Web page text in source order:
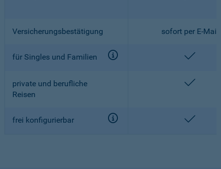
Versicherungsbestätigung sofort per E-Mail
für Singles und Familien
private und berufliche
Reisen
frei konfigurierbar